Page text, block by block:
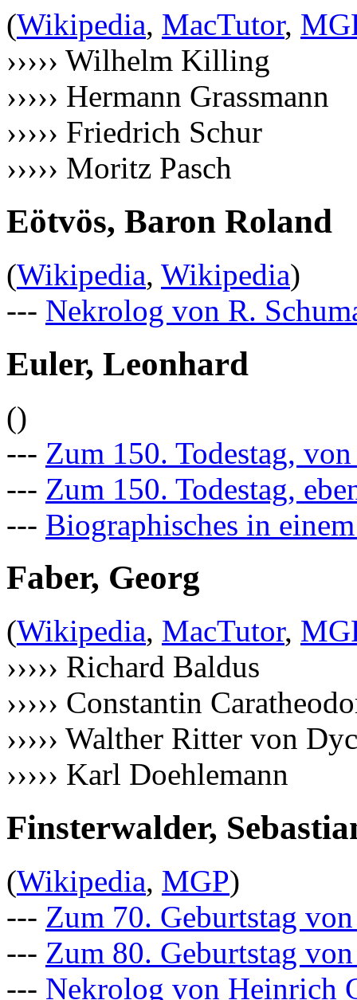
(Wikipedia, MacTutor,
››››› Wilhelm Killing
››››› Hermann Grassmann
››››› Friedrich Schur
››››› Moritz Pasch
Eötvös, Baron Roland
(Wikipedia, Wikipedia)
--- Nekrolog von R.
Euler, Leonhard
()
--- Zum 150. Todestag,
--- Zum 150. Todestag,
--- Biographisches in
Faber, Georg
(Wikipedia, MacTutor,
››››› Richard Baldus
››››› Constantin
››››› Walther Ritter von
››››› Karl Doehlemann
Finsterwalder,
(Wikipedia, MGP)
--- Zum 70. Geburtstag
--- Zum 80. Geburtstag
--- Nekrolog von Heinrich